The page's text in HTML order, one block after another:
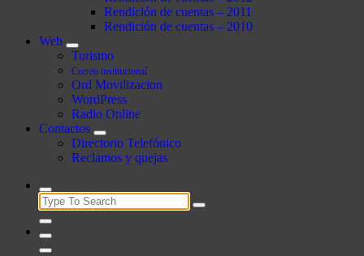
Rendición de cuentas – 2011
Rendición de cuentas – 2010
Web
Turismo
Correo institucional
Ord Movilizacion
WordPress
Radio Online
Contactos
Directorio Telefónico
Reclamos y quejas
Search
for: